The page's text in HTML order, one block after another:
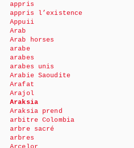
appris
appris l’existence
Appuii
Arab
Arab horses
arabe
arabes
arabes unis
Arabie Saoudite
Arafat
Arajol
Araksia
Araksia prend
arbitre Colombia
arbre sacré
arbres